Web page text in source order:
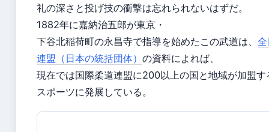
礼の深さと投げ技の衝撃は忘れられないはずだ。
1882年に嘉納治五郎が東京・
下谷北稲荷町の永昌寺で指導を始めたこの武道は、
連盟（日本の統括団体） の資料によれば、
現在では国際柔道連盟に200以上の国と地域が加盟す
スポーツに発展している。